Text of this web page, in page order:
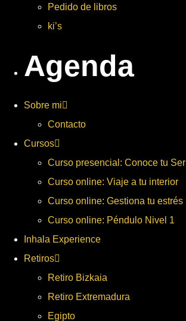
Pedido de libros
ki’s
Agenda
Sobre mi
Contacto
Cursos
Curso presencial: Conoce tu Ser
Curso online: Viaje a tu interior
Curso online: Gestiona tu estrés
Curso online: Péndulo Nivel 1
Inhala Experience
Retiros
Retiro Bizkaia
Retiro Extremadura
Egipto